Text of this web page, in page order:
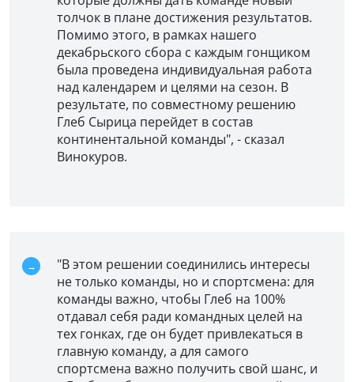
толчок в плане достижения результатов.
Помимо этого, в рамках нашего
декабрьского сбора с каждым гонщиком
была проведена индивидуальная работа
над календарем и целями на сезон. В
результате, по совместному решению
Глеб Сырица перейдет в состав
континентальной команды", - сказал
Винокуров.
"В этом решении соединились интересы
не только команды, но и спортсмена: для
команды важно, чтобы Глеб на 100%
отдавал себя ради командных целей на
тех гонках, где он будет привлекаться в
главную команду, а для самого
спортсмена важно получить свой шанс, и